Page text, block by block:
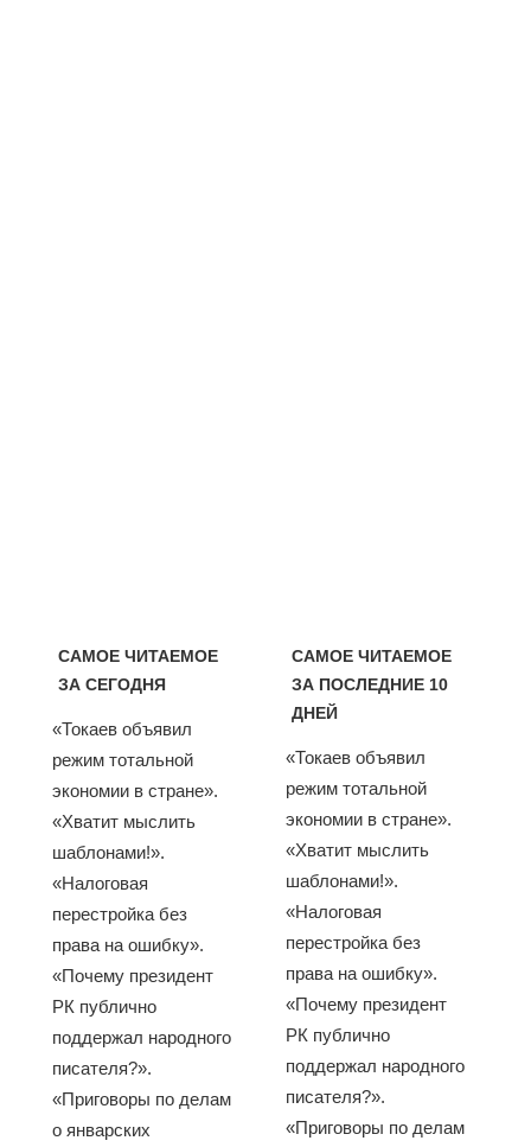
САМОЕ ЧИТАЕМОЕ
ЗА СЕГОДНЯ
«Токаев объявил
режим тотальной
экономии в стране».
«Хватит мыслить
шаблонами!».
«Налоговая
перестройка без
права на ошибку».
«Почему президент
РК публично
поддержал народного
писателя?».
«Приговоры по делам
о январских
САМОЕ ЧИТАЕМОЕ
ЗА ПОСЛЕДНИЕ 10
ДНЕЙ
«Токаев объявил
режим тотальной
экономии в стране».
«Хватит мыслить
шаблонами!».
«Налоговая
перестройка без
права на ошибку».
«Почему президент
РК публично
поддержал народного
писателя?».
«Приговоры по делам